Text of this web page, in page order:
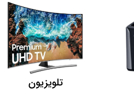
تلویزیون